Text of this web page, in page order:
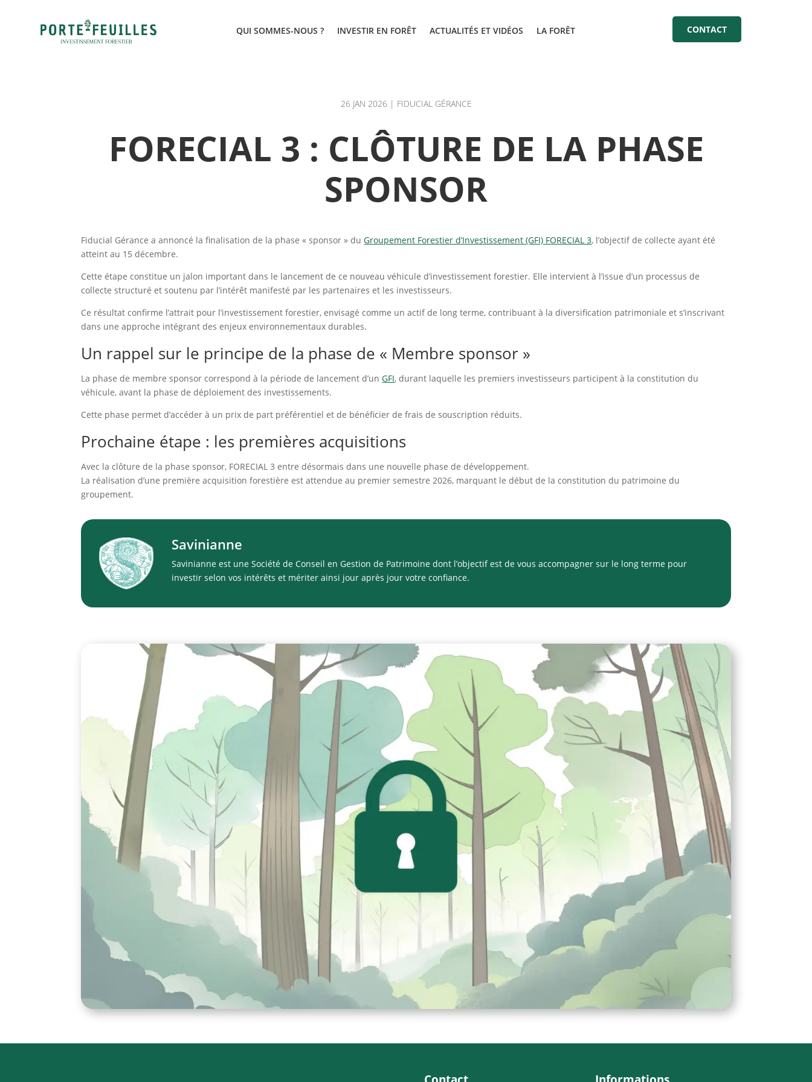
QUI SOMMES-NOUS ? INVESTIR EN FORÊT ACTUALITÉS ET VIDÉOS LA FORÊT CONTACT
26 JAN 2026| FIDUCIAL GÉRANCE
FORECIAL 3 : CLÔTURE DE LA PHASE
SPONSOR
Fiducial Gérance a annoncé la finalisation de la phase « sponsor » duGroupement Forestier d’Investissement (GFI) FORECIAL 3, l’objectif de collecte ayant été
atteint au 15 décembre.
Cette étape constitue un jalon important dans le lancement de ce nouveau véhicule d’investissement forestier. Elle intervient à l’issue d’un processus de
collecte structuré et soutenu par l’intérêt manifesté par les partenaires et les investisseurs.
Ce résultat confirme l’attrait pour l’investissement forestier, envisagé comme un actif de long terme, contribuant à la diversification patrimoniale et s’inscrivant
dans une approche intégrant des enjeux environnementaux durables.
Un rappel sur le principe de la phase de « Membre sponsor »
La phase de membre sponsor correspond à la période de lancement d’unGFI, durant laquelle les premiers investisseurs participent à la constitution du
véhicule, avant la phase de déploiement des investissements.
Cette phase permet d’accéder à un prix de part préférentiel et de bénéficier de frais de souscription réduits.
Prochaine étape : les premières acquisitions
Avec la clôture de la phase sponsor, FORECIAL 3 entre désormais dans une nouvelle phase de développement.
La réalisation d’une première acquisition forestière est attendue au premier semestre 2026, marquant le début de la constitution du patrimoine du
groupement.
Savinianne
Savinianne est une Société de Conseil en Gestion de Patrimoine dont l’objectif est de vous accompagner sur le long terme pour
investir selon vos intérêts et mériter ainsi jour après jour votre confiance.